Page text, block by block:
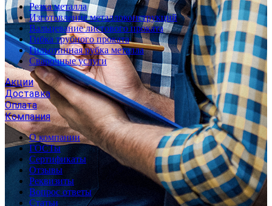
Резка металла
Изготовление металлоконструкций
Вальцевание листового проката
Гибка трубного проката
Гильотинная рубка металла
Сварочные услуги
Акции
Доставка
Оплата
Компания
О компании
ГОСТы
Сертификаты
Отзывы
Реквизиты
Вопрос ответы
Статьи